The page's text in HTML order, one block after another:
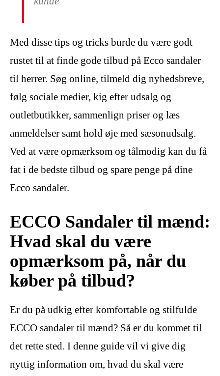
Med disse tips og tricks burde du være godt
rustet til at finde gode tilbud på Ecco sandaler
til herrer. Søg online, tilmeld dig nyhedsbreve,
følg sociale medier, kig efter udsalg og
outletbutikker, sammenlign priser og læs
anmeldelser samt hold øje med sæsonudsalg.
Ved at være opmærksom og tålmodig kan du få
fat i de bedste tilbud og spare penge på dine
Ecco sandaler.
ECCO Sandaler til mænd:
Hvad skal du være
opmærksom på, når du
køber på tilbud?
Er du på udkig efter komfortable og stilfulde
ECCO sandaler til mænd? Så er du kommet til
det rette sted. I denne guide vil vi give dig
nyttig information om, hvad du skal være